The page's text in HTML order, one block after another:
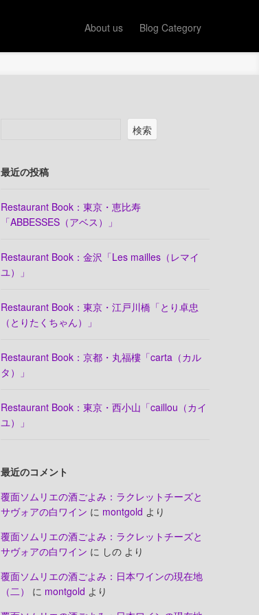
About us Blog Category
検索
最近の投稿
Restaurant Book：東京・恵比寿
「ABBESSES（アベス）」
Restaurant Book：金沢「Les mailles（レマイ
ユ）」
Restaurant Book：東京・江戸川橋「とり卓忠
（とりたくちゃん）」
Restaurant Book：京都・丸福樓「carta（カル
タ）」
Restaurant Book：東京・西小山「caillou（カイ
ユ）」
最近のコメント
覆面ソムリエの酒ごよみ：ラクレットチーズと
サヴォアの白ワイン に montgold より
覆面ソムリエの酒ごよみ：ラクレットチーズと
サヴォアの白ワイン に しの より
覆面ソムリエの酒ごよみ：日本ワインの現在地
（二）
に montgold より